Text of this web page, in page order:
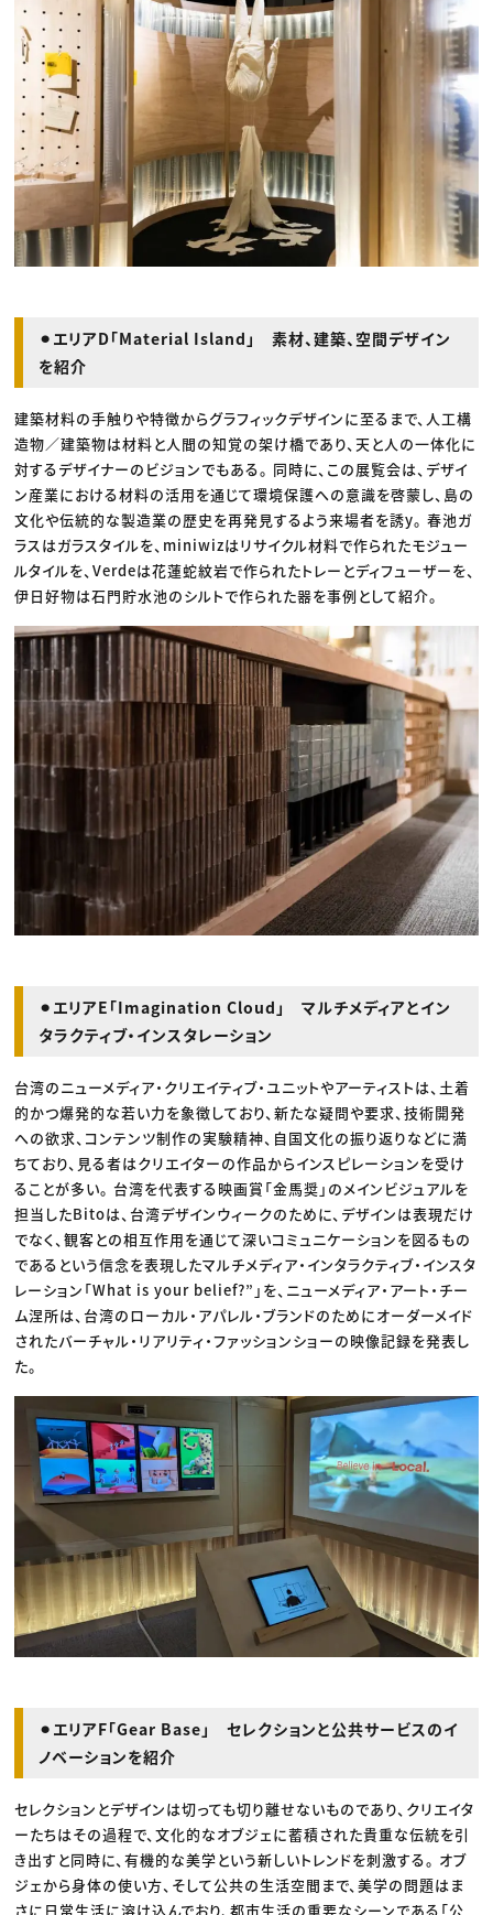
⚫︎エリアD「Material Island」 素材、建築、空間デザイン
を紹介
建築材料の手触りや特徴からグラフィックデザインに至るまで、人工構
造物／建築物は材料と人間の知覚の架け橋であり、天と人の一体化に
対するデザイナーのビジョンでもある。 同時に、この展覧会は、デザイ
ン産業における材料の活用を通じて環境保護への意識を啓蒙し、島の
文化や伝統的な製造業の歴史を再発見するよう来場者を誘y。 春池ガ
ラスはガラスタイルを、miniwizはリサイクル材料で作られたモジュー
ルタイルを、Verdeは花蓮蛇紋岩で作られたトレーとディフューザーを、
伊日好物は石門貯水池のシルトで作られた器を事例として紹介。
⚫︎エリアE「Imagination Cloud」 マルチメディアとイン
タラクティブ・インスタレーション
台湾のニューメディア・クリエイティブ・ユニットやアーティストは、土着
的かつ爆発的な若い力を象徴しており、新たな疑問や要求、技術開発
への欲求、コンテンツ制作の実験精神、自国文化の振り返りなどに満
ちており、見る者はクリエイターの作品からインスピレーションを受け
ることが多い。 台湾を代表する映画賞「金馬奨」のメインビジュアルを
担当したBitoは、台湾デザインウィークのために、デザインは表現だけ
でなく、観客との相互作用を通じて深いコミュニケーションを図るもの
であるという信念を表現したマルチメディア・インタラクティブ・インスタ
レーション「What is your belief?”」を、ニューメディア・アート・チー
ム涅所は、台湾のローカル・アパレル・ブランドのためにオーダーメイド
されたバーチャル・リアリティ・ファッションショーの映像記録を発表し
た。
⚫︎エリアF「Gear Base」 セレクションと公共サービスのイ
ノベーションを紹介
セレクションとデザインは切っても切り離せないものであり、クリエイタ
ーたちはその過程で、文化的なオブジェに蓄積された貴重な伝統を引
き出すと同時に、有機的な美学という新しいトレンドを刺激する。 オブ
ジェから身体の使い方、そして公共の生活空間まで、美学の問題はま
さに日常生活に溶け込んでおり、都市生活の重要なシーンである「公